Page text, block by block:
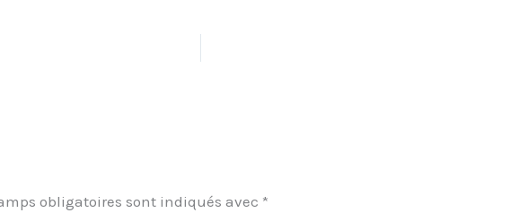
obligatoires sont indiqués avec *